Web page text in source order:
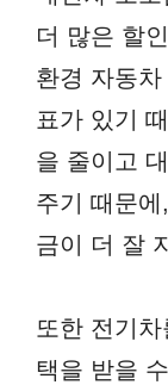
더 많은 할
환경 자동
표가 있기
을 줄이고
주기 때문
금이 더 잘
또한 전기
택을 받을